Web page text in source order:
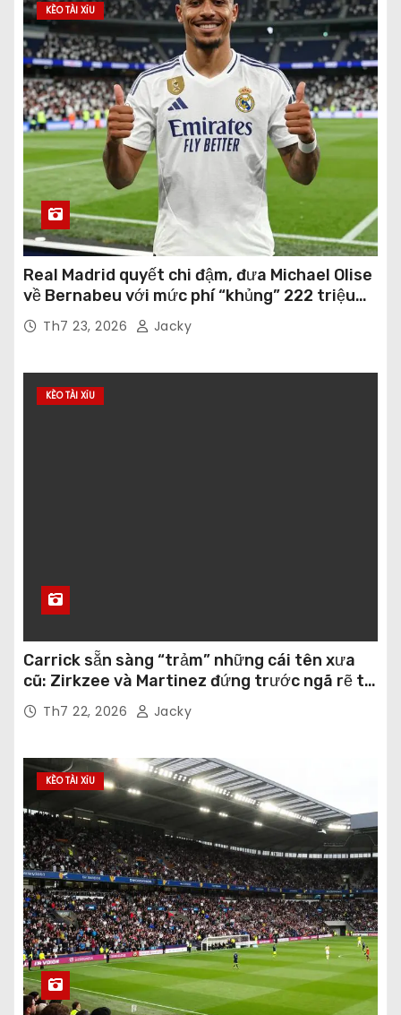
KÈO TÀI XỈU
Real Madrid quyết chi đậm, đưa Michael Olise
về Bernabeu với mức phí “khủng” 222 triệu
euroTh7 23, 2026 Jacky
KÈO TÀI XỈU
Carrick sẵn sàng “trảm” những cái tên xưa
cũ: Zirkzee và Martinez đứng trước ngã rẽ tại
Old Trafford
Th7 22, 2026 Jacky
KÈO TÀI XỈU